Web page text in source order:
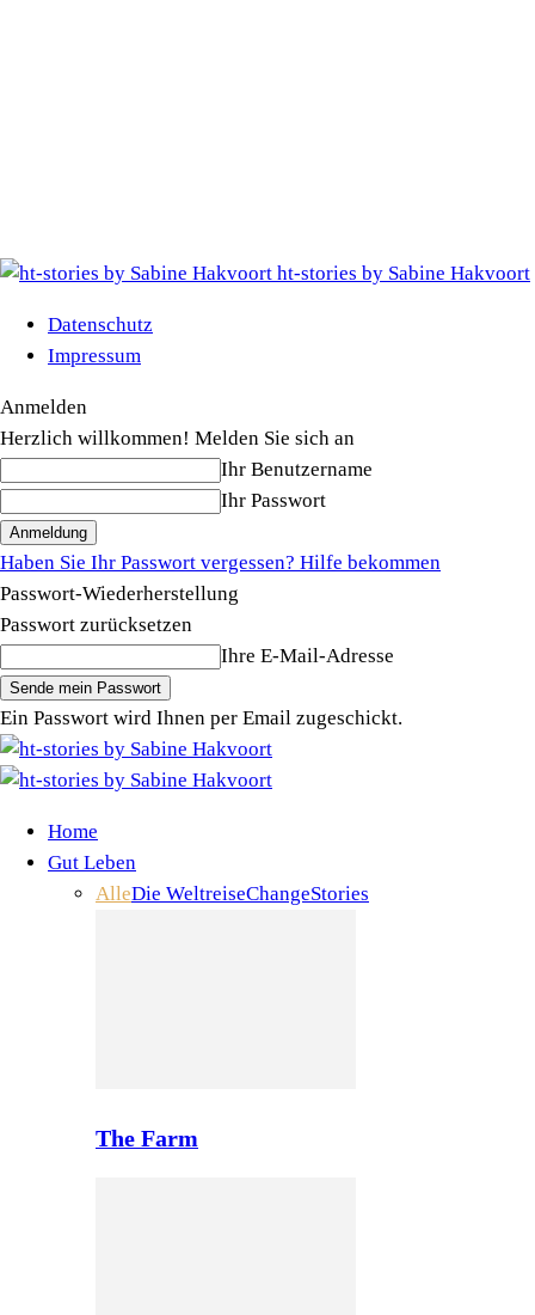
ht-stories by Sabine Hakvoort
Datenschutz
Impressum
Anmelden
Herzlich willkommen! Melden Sie sich an
Ihr Benutzername
Ihr Passwort
Haben Sie Ihr Passwort vergessen? Hilfe bekommen
Passwort-Wiederherstellung
Passwort zurücksetzen
Ihre E-Mail-Adresse
Ein Passwort wird Ihnen per Email zugeschickt.
Home
Gut Leben
AlleDie WeltreiseChangeStories
The Farm